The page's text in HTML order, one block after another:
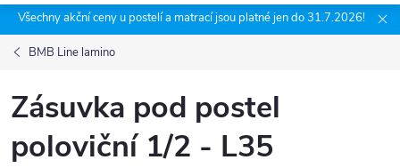
Všechny akční ceny u postelí a matrací jsou platné jen do 31.7.2026!
BMB Line lamino
Zásuvka pod postel
poloviční 1/2 - L35